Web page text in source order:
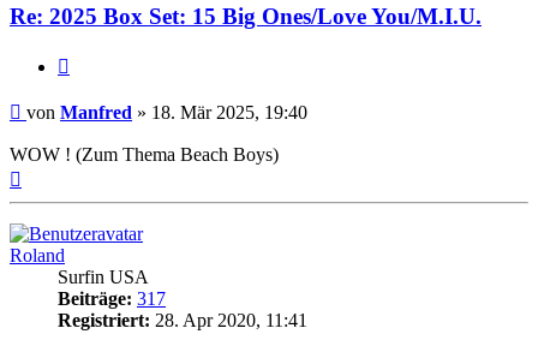
Re: 2025 Box Set: 15 Big Ones/Love You/M.I.U.
Beitrag
von Manfred » 18. Mär 2025, 19:40
WOW ! (Zum Thema Beach Boys)
Roland
Surfin USA
Beiträge: 317
Registriert: 28. Apr 2020, 11:41